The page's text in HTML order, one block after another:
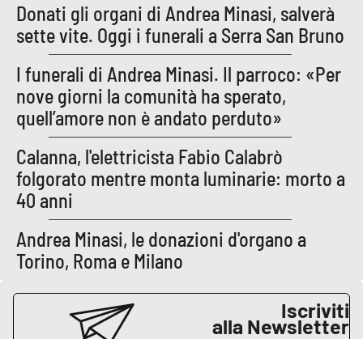
Cosenza
Lamezia Terme
PROGETTI
SPECIALI
Buona Sanità Calabria
CALABRIAVISIONE
Destinazioni
Eventi
Donati gli organi di Andrea Minasi, salverà
sette vite. Oggi i funerali a Serra San Bruno
I funerali di Andrea Minasi. Il parroco: «Per
nove giorni la comunità ha sperato,
quell’amore non è andato perduto»
Calanna, l'elettricista Fabio Calabrò
folgorato mentre monta luminarie: morto a
40 anni
Andrea Minasi, le donazioni d'organo a
Torino, Roma e Milano
Iscriviti
alla Newsletter